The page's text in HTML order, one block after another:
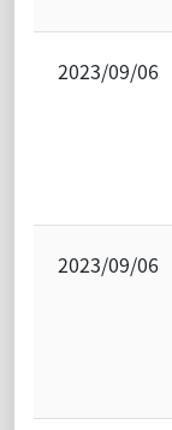
2023/09/06
2023/09/06